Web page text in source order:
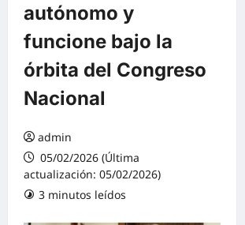
autónomo y
funcione bajo la
órbita del Congreso
Nacional
admin
05/02/2026 (Última
actualización: 05/02/2026)
3 minutos leídos